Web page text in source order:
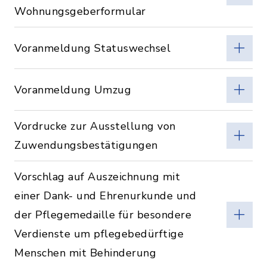
Wohnungsgeberformular
Voranmeldung Statuswechsel
Voranmeldung Umzug
Vordrucke zur Ausstellung von
Zuwendungsbestätigungen
Vorschlag auf Auszeichnung mit
einer Dank- und Ehrenurkunde und
der Pflegemedaille für besondere
Verdienste um pflegebedürftige
Menschen mit Behinderung